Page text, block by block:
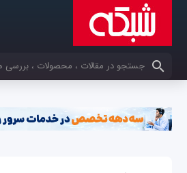
کلمات کلیدی خود را وارد کنید